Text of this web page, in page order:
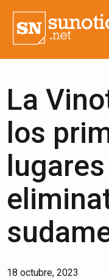
La
los
18 octubre, 2023